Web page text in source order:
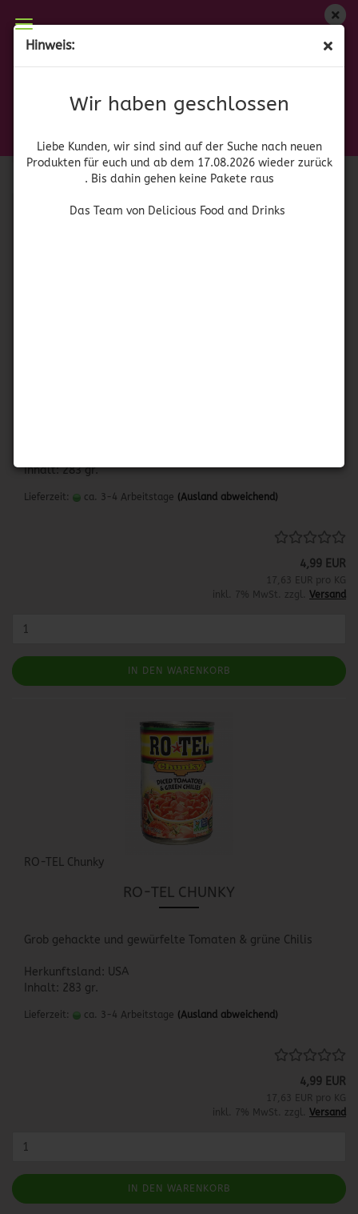
Hinweis:
Wir haben geschlossen
Liebe Kunden, wir sind sind auf der Suche nach neuen
Produkten für euch und ab dem 17.08.2026 wieder zurück
. Bis dahin gehen keine Pakete raus
Das Team von Delicious Food and Drinks
Wir haben geschlossen
zurück. Bis dahin gehen keine Pakete raus
Das Team von Delicious Food and Drinks
Ro-Tel
Sortieren nach
Sortieren nach Alle Kategorien
pro Seite
Inhalt: 283 gr.
Lieferzeit: ca. 3-4 Arbeitstage (Ausland abweichend)
4,99 EUR
17,63 EUR pro KG
inkl. 7% MwSt. zzgl. Versand
IN DEN WARENKORB
RO-TEL Chunky
RO-TEL CHUNKY
Grob gehackte und gewürfelte Tomaten & grüne Chilis
Herkunftsland: USA
Inhalt: 283 gr.
Lieferzeit: ca. 3-4 Arbeitstage (Ausland abweichend)
4,99 EUR
17,63 EUR pro KG
inkl. 7% MwSt. zzgl. Versand
IN DEN WARENKORB